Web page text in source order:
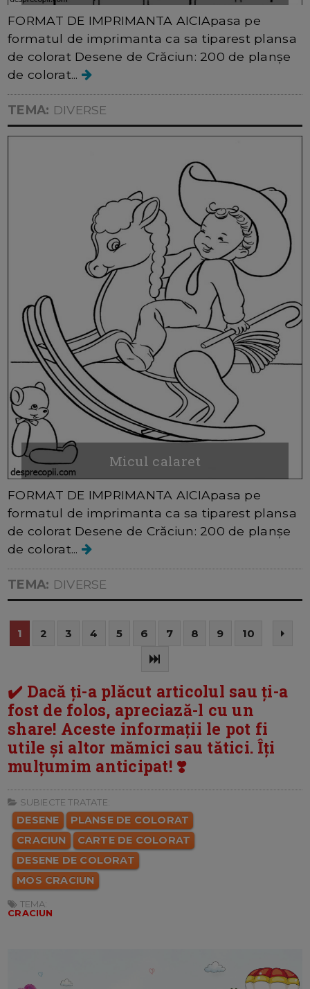
FORMAT DE IMPRIMANTA AICIApasa pe
formatul de imprimanta ca sa tiparest plansa
de colorat Desene de Crăciun: 200 de planșe
de colorat...
TEMA: DIVERSE
Micul calaret
FORMAT DE IMPRIMANTA AICIApasa pe
formatul de imprimanta ca sa tiparest plansa
de colorat Desene de Crăciun: 200 de planșe
de colorat...
TEMA: DIVERSE
1 2 3 4 5 6 7 8 9 10
✔️ Dacă ți-a plăcut articolul sau ți-a
fost de folos, apreciază-l cu un
share! Aceste informații le pot fi
utile și altor mămici sau tătici. Îți
mulțumim anticipat! ❣️
SUBIECTE TRATATE:
DESENE
PLANSE DE COLORAT
CRACIUN
CARTE DE COLORAT
DESENE DE COLORAT
MOS CRACIUN
TEMA:
CRACIUN